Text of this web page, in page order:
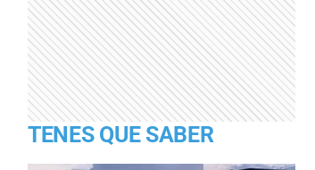
TENES QUE SABER